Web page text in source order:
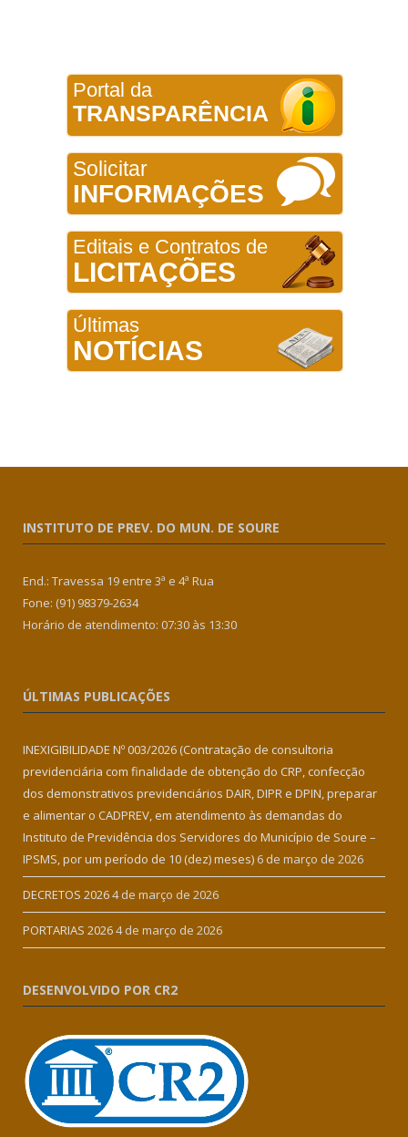
Portal da
TRANSPARÊNCIA
Solicitar
INFORMAÇÕES
Editais e Contratos de
LICITAÇÕES
Últimas
NOTÍCIAS
INSTITUTO DE PREV. DO MUN. DE SOURE
End.: Travessa 19 entre 3ª e 4ª Rua
Fone: (91) 98379-2634
Horário de atendimento: 07:30 às 13:30
ÚLTIMAS PUBLICAÇÕES
INEXIGIBILIDADE Nº 003/2026 (Contratação de consultoria
previdenciária com finalidade de obtenção do CRP, confecção
dos demonstrativos previdenciários DAIR, DIPR e DPIN, preparar
e alimentar o CADPREV, em atendimento às demandas do
Instituto de Previdência dos Servidores do Município de Soure –
IPSMS, por um período de 10 (dez) meses) 6 de março de 2026
DECRETOS 20264 de março de 2026
PORTARIAS 20264 de março de 2026
DESENVOLVIDO POR CR2